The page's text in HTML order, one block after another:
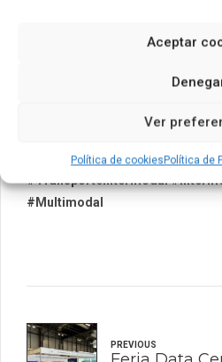
Aceptar
Ver
Política de cookiesPolítica de
#ContainerManufacturer
#ContainerSolutions
#Sostenibilidad
#TransporteIntermodal
#Multimodal
PREVIOUS